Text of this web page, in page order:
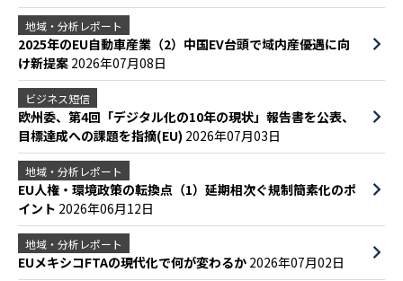
地域・分析レポート
2025年のEU自動車産業（2）中国EV台頭で域内産優遇に向
け新提案 2026年07月08日
ビジネス短信
欧州委、第4回「デジタル化の10年の現状」報告書を公表、
目標達成への課題を指摘(EU) 2026年07月03日
地域・分析レポート
EU人権・環境政策の転換点（1）延期相次ぐ規制簡素化のポ
イント 2026年06月12日
地域・分析レポート
EUメキシコFTAの現代化で何が変わるか 2026年07月02日